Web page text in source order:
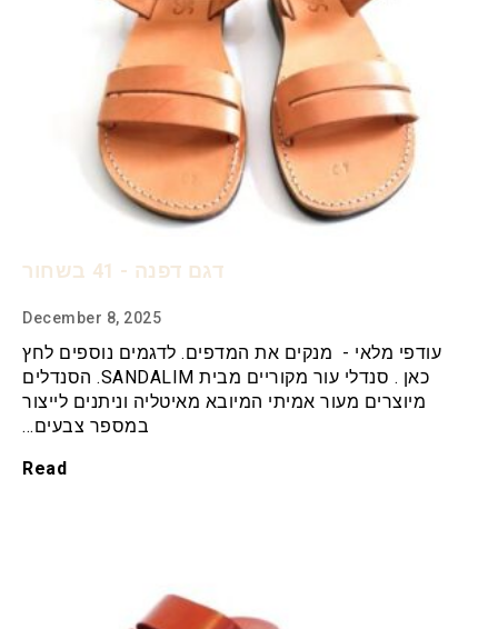
דגם דפנה - 41 בשחור
December 8, 2025
עודפי מלאי - מנקים את המדפים. לדגמים נוספים לחץ
כאן . סנדלי עור מקוריים מבית SANDALIM. הסנדלים
מיוצרים מעור אמיתי המיובא מאיטליה וניתנים לייצור
במספר צבעים…
Read